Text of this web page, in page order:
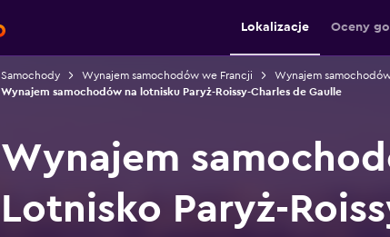
Lokalizacje Oceny
Samochody Wynajem samochodów we Francji Wynajem
Wynajem samochodów na lotnisku Paryż-Roissy-Charles de Gaulle
Wynajem
Lotnisko Paryż-